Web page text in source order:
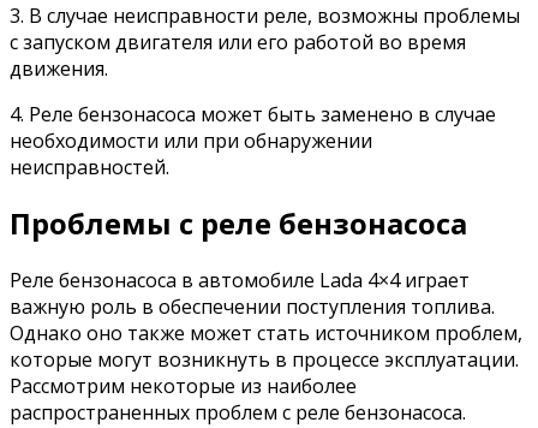
3. В случае неисправности реле, возможны проблемы
с запуском двигателя или его работой во время
движения.
4. Реле бензонасоса может быть заменено в случае
необходимости или при обнаружении
неисправностей.
Проблемы с реле бензонасоса
Реле бензонасоса в автомобиле Lada 4×4 играет
важную роль в обеспечении поступления топлива.
Однако оно также может стать источником проблем,
которые могут возникнуть в процессе эксплуатации.
Рассмотрим некоторые из наиболее
распространенных проблем с реле бензонасоса.